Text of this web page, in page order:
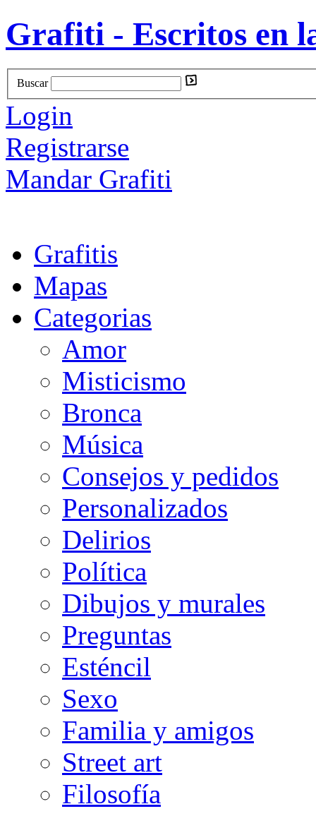
Grafiti - Escritos en
Buscar
Login
Registrarse
Mandar Grafiti
Grafitis
Mapas
Categorias
Amor
Misticismo
Bronca
Música
Consejos y pedidos
Personalizados
Delirios
Política
Dibujos y murales
Preguntas
Esténcil
Sexo
Familia y amigos
Street art
Filosofía